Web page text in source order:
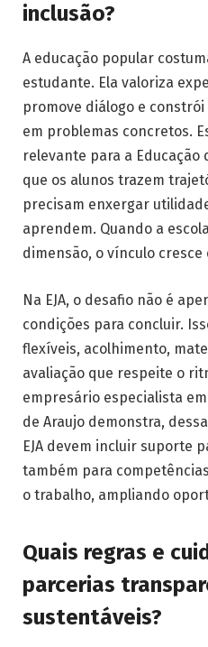
inclusão?
A educação popular
estudante. Ela valoriza
promove diálogo e
em problemas concretos.
relevante para a Educação
que os alunos trazem
precisam enxergar
aprendem. Quando a
dimensão, o vínculo
Na EJA, o desafio não é
condições para concluir.
flexíveis, acolhimento,
avaliação que respeite o
empresário especialista
de Araujo demonstra,
EJA devem incluir suporte
também para
o trabalho, ampliando
Quais regras e
parcerias
sustentáveis?